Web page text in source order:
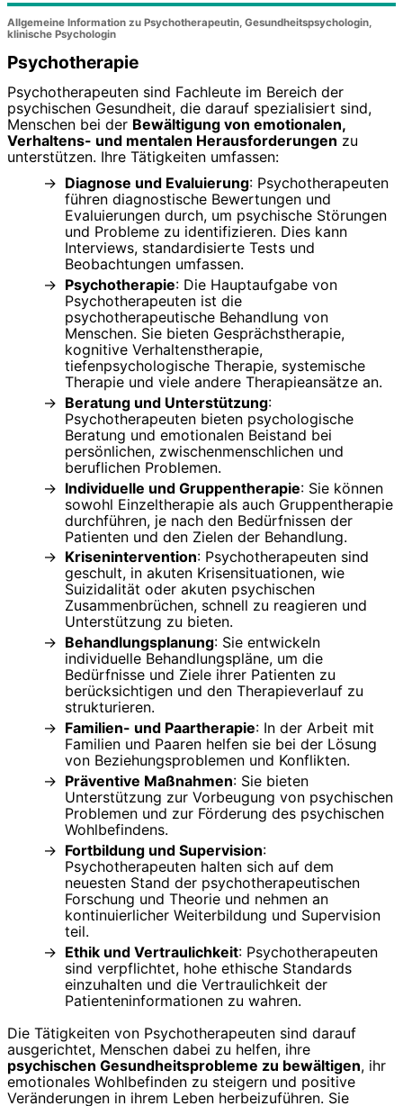
Allgemeine Information zu Psychotherapeutin, Gesundheitspsychologin,
klinische Psychologin
Psychotherapie
Psychotherapeuten sind Fachleute im Bereich der
psychischen Gesundheit, die darauf spezialisiert sind,
Menschen bei der Bewältigung von emotionalen,
Verhaltens- und mentalen Herausforderungen zu
unterstützen. Ihre Tätigkeiten umfassen:
Diagnose und Evaluierung: Psychotherapeuten
führen diagnostische Bewertungen und
Evaluierungen durch, um psychische Störungen
und Probleme zu identifizieren. Dies kann
Interviews, standardisierte Tests und
Beobachtungen umfassen.
Psychotherapie: Die Hauptaufgabe von
Psychotherapeuten ist die
psychotherapeutische Behandlung von
Menschen. Sie bieten Gesprächstherapie,
kognitive Verhaltenstherapie,
tiefenpsychologische Therapie, systemische
Therapie und viele andere Therapieansätze an.
Beratung und Unterstützung:
Psychotherapeuten bieten psychologische
Beratung und emotionalen Beistand bei
persönlichen, zwischenmenschlichen und
beruflichen Problemen.
Individuelle und Gruppentherapie: Sie können
sowohl Einzeltherapie als auch Gruppentherapie
durchführen, je nach den Bedürfnissen der
Patienten und den Zielen der Behandlung.
Krisenintervention: Psychotherapeuten sind
geschult, in akuten Krisensituationen, wie
Suizidalität oder akuten psychischen
Zusammenbrüchen, schnell zu reagieren und
Unterstützung zu bieten.
Behandlungsplanung: Sie entwickeln
individuelle Behandlungspläne, um die
Bedürfnisse und Ziele ihrer Patienten zu
berücksichtigen und den Therapieverlauf zu
strukturieren.
Familien- und Paartherapie: In der Arbeit mit
Familien und Paaren helfen sie bei der Lösung
von Beziehungsproblemen und Konflikten.
Präventive Maßnahmen: Sie bieten
Unterstützung zur Vorbeugung von psychischen
Problemen und zur Förderung des psychischen
Wohlbefindens.
Fortbildung und Supervision:
Psychotherapeuten halten sich auf dem
neuesten Stand der psychotherapeutischen
Forschung und Theorie und nehmen an
kontinuierlicher Weiterbildung und Supervision
teil.
Ethik und Vertraulichkeit: Psychotherapeuten
sind verpflichtet, hohe ethische Standards
einzuhalten und die Vertraulichkeit der
Patienteninformationen zu wahren.
Die Tätigkeiten von Psychotherapeuten sind darauf
ausgerichtet, Menschen dabei zu helfen, ihre
psychischen Gesundheitsprobleme zu bewältigen, ihr
emotionales Wohlbefinden zu steigern und positive
Veränderungen in ihrem Leben herbeizuführen. Sie